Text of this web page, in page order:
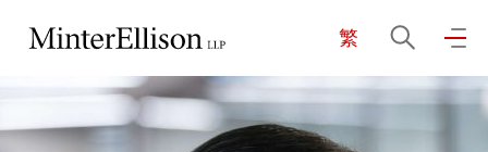
繁
EN 繁 简
主頁